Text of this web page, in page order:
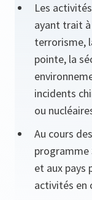
Les
ayant trait
terrorisme,
pointe, la
incidents
ou
Au cours
programme
et aux pays
activités en